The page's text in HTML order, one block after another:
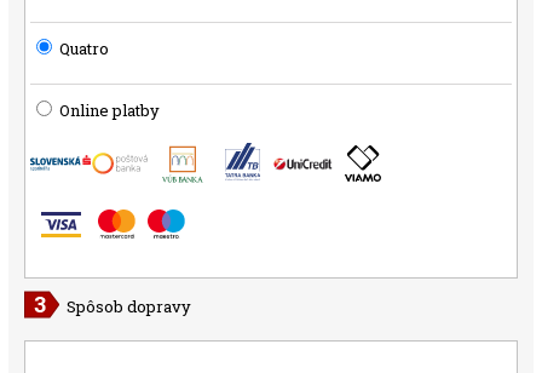
Quatro
Online platby
Spôsob dopravy